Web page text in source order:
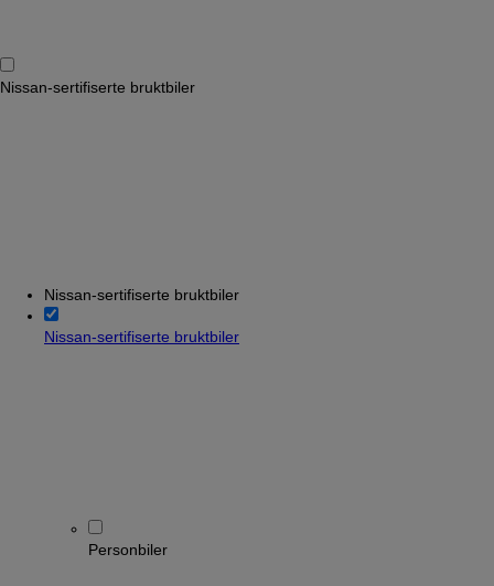
Nissan-sertifiserte bruktbiler
Nissan-sertifiserte bruktbiler
Nissan-sertifiserte bruktbiler
Personbiler